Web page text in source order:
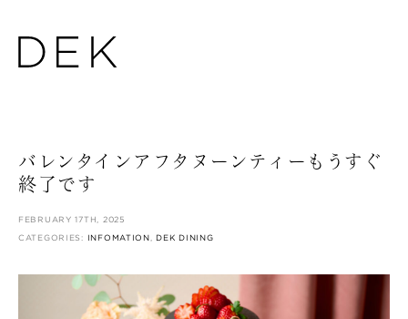
バレンタインアフタヌーンティーもうすぐ
終了です
FEBRUARY 17TH, 2025
CATEGORIES: INFOMATION ,DEK DINING